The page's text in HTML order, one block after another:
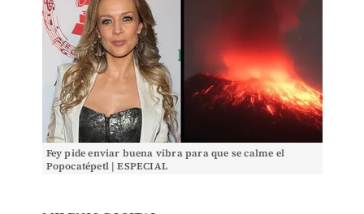
Fey pide enviar buena vibra para que se calme el
Popocatépetl | ESPECIAL